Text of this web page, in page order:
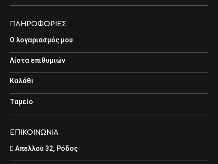
ΠΛΗΡΟΦΟΡΙΕΣ
Ο λογαριασμός μου
Λίστα επιθυμιών
Καλάθι
Ταμείο
ΕΠΙΚΟΙΝΩΝΙΑ
Απελλού 32, Ρόδος